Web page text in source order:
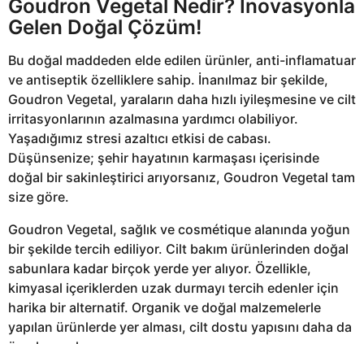
Goudron Vegetal Nedir? İnovasyonla
Gelen Doğal Çözüm!
Bu doğal maddeden elde edilen ürünler, anti-inflamatuar
ve antiseptik özelliklere sahip. İnanılmaz bir şekilde,
Goudron Vegetal, yaraların daha hızlı iyileşmesine ve cilt
irritasyonlarının azalmasına yardımcı olabiliyor.
Yaşadığımız stresi azaltıcı etkisi de cabası.
Düşünsenize; şehir hayatının karmaşası içerisinde
doğal bir sakinleştirici arıyorsanız, Goudron Vegetal tam
size göre.
Goudron Vegetal, sağlık ve cosmétique alanında yoğun
bir şekilde tercih ediliyor. Cilt bakım ürünlerinden doğal
sabunlara kadar birçok yerde yer alıyor. Özellikle,
kimyasal içeriklerden uzak durmayı tercih edenler için
harika bir alternatif. Organik ve doğal malzemelerle
yapılan ürünlerde yer alması, cilt dostu yapısını daha da